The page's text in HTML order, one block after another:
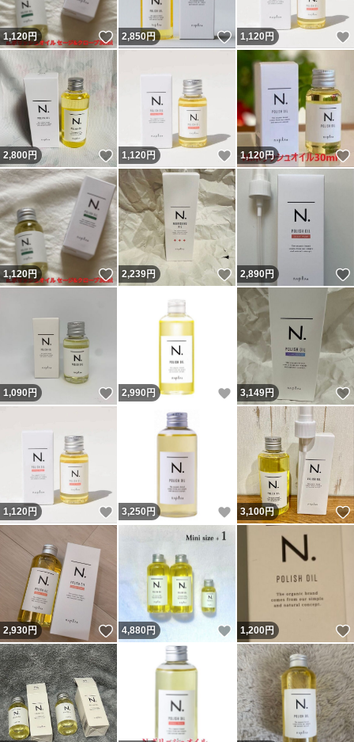
1,120円 いいね！
2,850円 いいね！
1,120 円
2,800円 いいね！
1,120 円 いいね！
1,120円
1,120円 いいね！
2,239円 いいね！
2,890円
1,090円 いいね！
2,990 円 いいね！
3,149円
1,120 円 いいね！
3,250 円 いいね！
3,100円
2,930円 いいね！
4,880円 いいね！
1,200円